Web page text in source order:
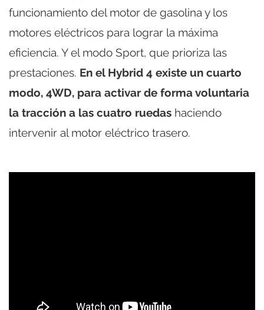
funcionamiento del motor de gasolina y los
motores eléctricos para lograr la máxima
eficiencia. Y el modo Sport, que prioriza las
prestaciones. En el Hybrid 4 existe un cuarto
modo, 4WD, para activar de forma voluntaria
la tracción a las cuatro ruedas haciendo
intervenir al motor eléctrico trasero.